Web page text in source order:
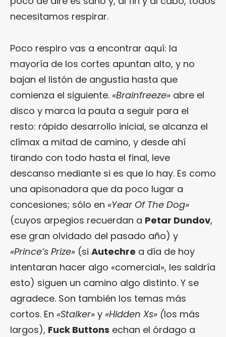
necesitamos respirar.
Poco respiro vas a encontrar aquí: la
mayoría de los cortes apuntan alto, y no
bajan el listón de angustia hasta que
comienza el siguiente. «Brainfreeze» abre el
disco y marca la pauta a seguir para el
resto: rápido desarrollo inicial, se alcanza el
clímax a mitad de camino, y desde ahí
tirando con todo hasta el final, leve
descanso mediante si es que lo hay. Es como
una apisonadora que da poco lugar a
concesiones; sólo en «Year Of The Dog»
(cuyos arpegios recuerdan a Petar Dundov,
ese gran olvidado del pasado año) y
«Prince’s Prize» (si Autechre a día de hoy
intentaran hacer algo «comercial», les saldría
esto) siguen un camino algo distinto. Y se
agradece. Son también los temas más
cortos. En «Stalker» y «Hidden Xs» (los más
largos), Fuck Buttons echan el órdago a